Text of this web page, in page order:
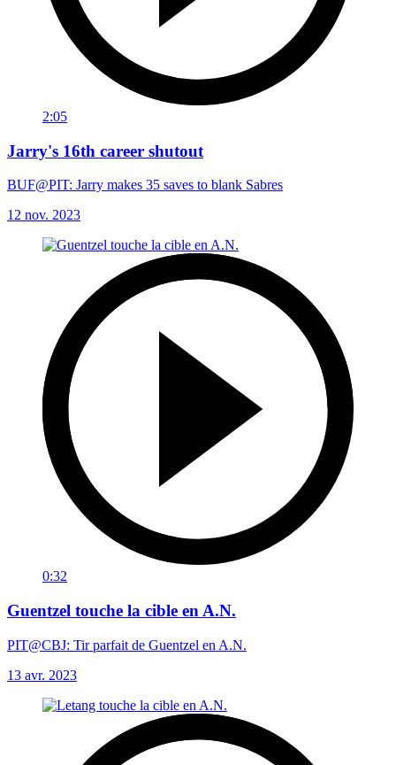
2:05
Jarry's 16th career shutout
BUF@PIT: Jarry makes 35 saves to blank Sabres
12 nov. 2023
0:32
Guentzel touche la cible en A.N.
PIT@CBJ: Tir parfait de Guentzel en A.N.
13 avr. 2023